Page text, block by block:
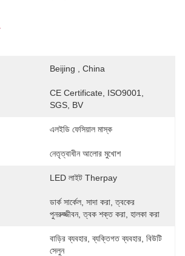
Beijing , China
CE Certificate, ISO9001,
SGS, BV
এলইডি ফেসিয়াল মাস্ক
নেতৃত্বাধীন আলোর মুখোশ
LED লাইট Therpay
ডার্ক সার্কেল, সাদা করা, ত্বকের
পুনরুজ্জীবন, ত্বক শক্ত করা, হালকা করা
বাড়ির ব্যবহার, ব্যক্তিগত ব্যবহার, বিউটি
সেলুন